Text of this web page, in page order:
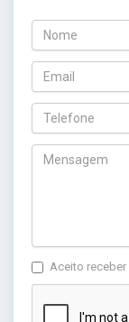
Aceito receber